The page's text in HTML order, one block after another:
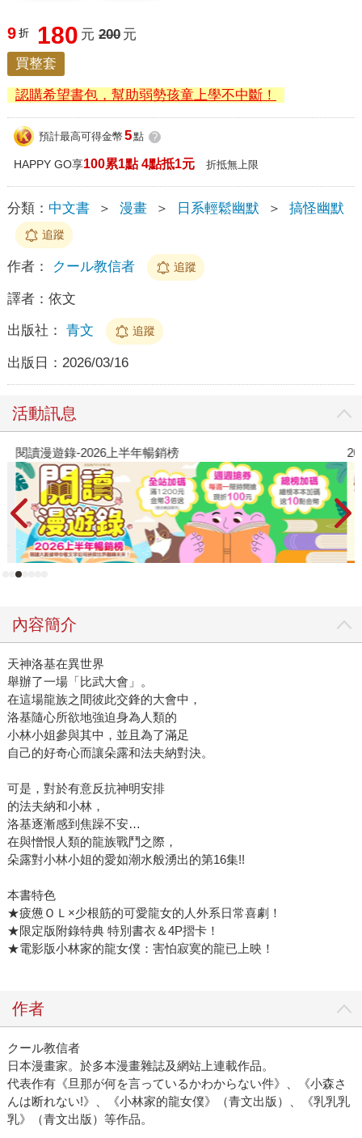
9 折 180 元 200 元
買整套
認購希望書包，幫助弱勢孩童上學不中斷！
預計最高可得金幣 5點 ?
HAPPY GO享100累1點 4點抵1元 折抵無上限
分類： 中文書 ＞ 漫畫 ＞ 日系輕鬆幽默 ＞ 搞怪幽默
追蹤
作者： クール教信者 追蹤
譯者： 依文
出版社： 青文 追蹤
出版日： 2026/03/16
活動訊息
閱讀漫遊錄-2026上半年暢銷榜
內容簡介
天神洛基在異世界
舉辦了一場「比武大會」。
在這場龍族之間彼此交鋒的大會中，
洛基隨心所欲地強迫身為人類的
小林小姐參與其中，並且為了滿足
自己的好奇心而讓朵露和法夫納對決。
可是，對於有意反抗神明安排
的法夫納和小林，
洛基逐漸感到焦躁不安…
在與憎恨人類的龍族戰鬥之際，
朵露對小林小姐的愛如潮水般湧出的第16集!!
本書特色
★疲憊ＯＬ×少根筋的可愛龍女的人外系日常喜劇！
★限定版附錄特典 特別書衣＆4P摺卡！
★電影版小林家的龍女僕：害怕寂寞的龍已上映！
作者
クール教信者
日本漫畫家。於多本漫畫雜誌及網站上連載作品。
代表作有《旦那が何を言っているかわからない件》、《小森さ
んは断れない!》、《小林家的龍女僕》（青文出版）、《乳乳乳
乳》（青文出版）等作品。